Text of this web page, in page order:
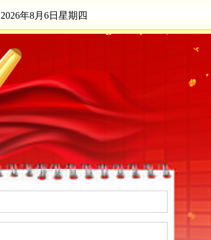
2026年8月6日星期四